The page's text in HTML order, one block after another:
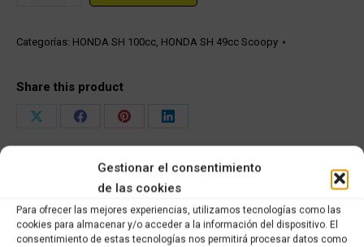
Gestionar el consentimiento
de las cookies
Para ofrecer las mejores experiencias, utilizamos tecnologías como las
cookies para almacenar y/o acceder a la información del dispositivo. El
consentimiento de estas tecnologías nos permitirá procesar datos como
49/100
Categorías: HONDA SH 100cc HONDA SH 49cc Scoopy
Share this product
Share
on
Share
on
Facebook
Share
on
Pinterest
Share
on
LinkedIn
Productos relacionados